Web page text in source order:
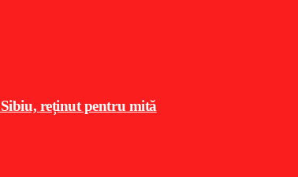
reținut pentru mită